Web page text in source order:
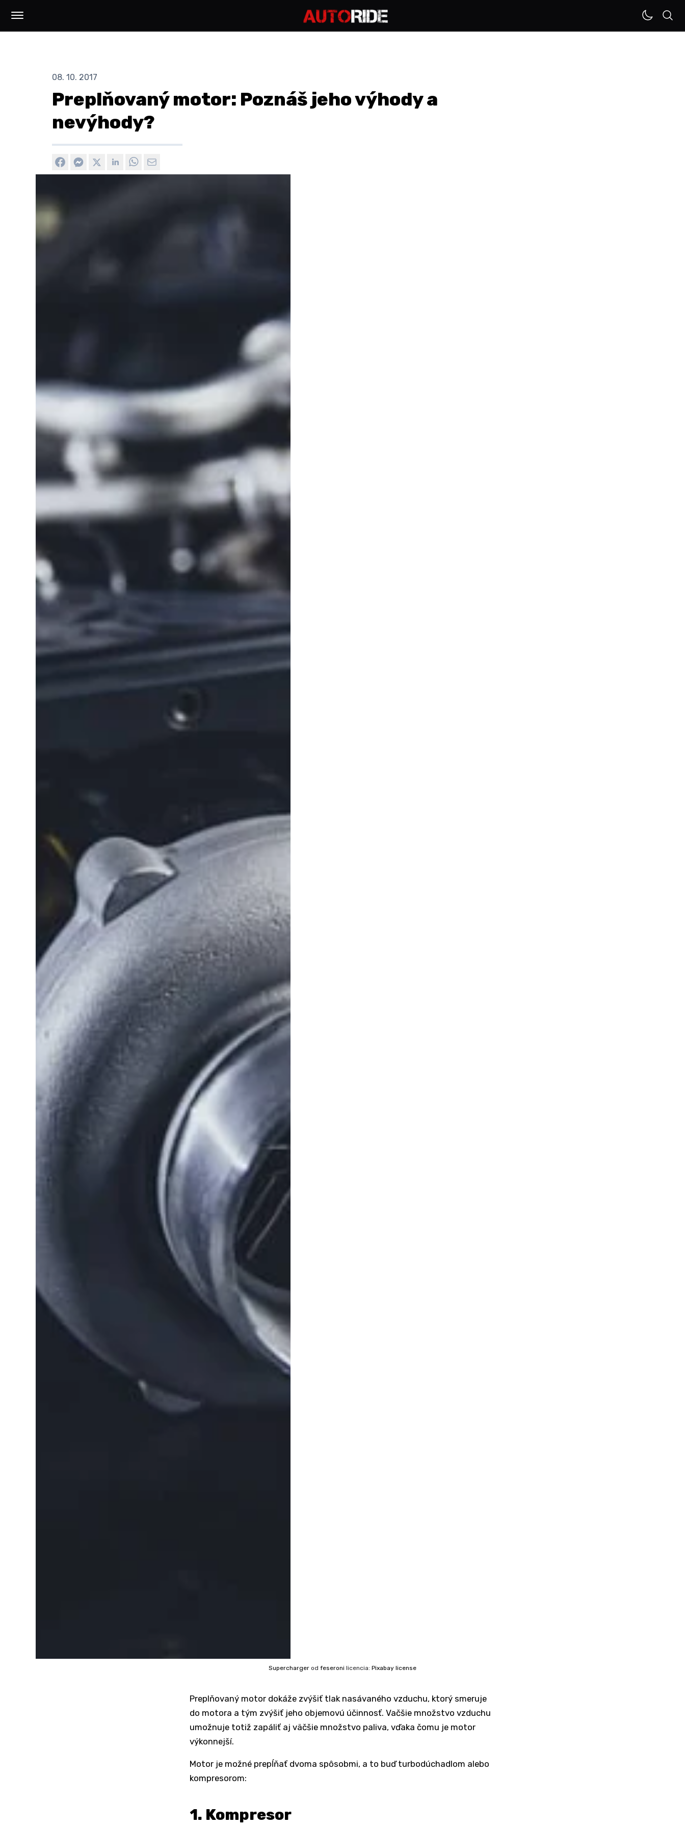
08. 10. 2017
Preplňovaný motor: Poznáš jeho výhody a
nevýhody?
Supercharger od feseroni licencia: Pixabay license
Preplňovaný motor dokáže zvýšiť tlak nasávaného vzduchu, ktorý smeruje
do motora a tým zvýšiť jeho objemovú účinnosť. Vačšie množstvo vzduchu
umožnuje totiž zapáliť aj väčšie množstvo paliva, vďaka čomu je motor
výkonnejší.
Motor je možné prepĺňať dvoma spôsobmi, a to buď turbodúchadlom alebo
kompresorom:
1. Kompresor